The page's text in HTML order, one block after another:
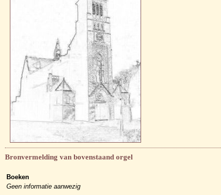
Bronvermelding van bovenstaand orgel
Boeken
Geen informatie aanwezig